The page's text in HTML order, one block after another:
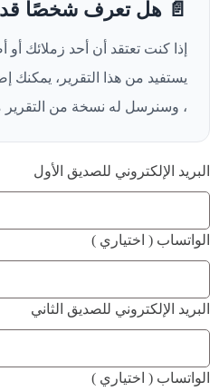
📄 هل تعرف شخصًا قد
إذا كنت تعتقد أن أحد زملائك
يستفيد من هذا التقرير، يمكنك
، وسنرسل له نسخة من التقرير
البريد الإلكتروني للصديق الأول
الواتساب ( اختياري )
البريد الإلكتروني للصديق الثاني
الواتساب ( اختياري )